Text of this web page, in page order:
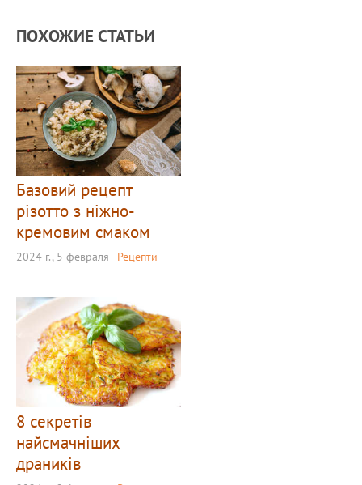
ПОХОЖИЕ СТАТЬИ
Базовий рецепт
різотто з ніжно-
кремовим смаком
2024 г., 5 февраля Рецепти
8 секретів
найсмачніших
драників